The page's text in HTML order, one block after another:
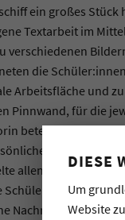
DIESE
Um
Website
ein großes
Textarbeit im
verschiedenen
die
Arbeitsfläche und
Pinnwand, für die
beteiligte sich
allen so neben
Schüler:innen
Nachricht von Julia